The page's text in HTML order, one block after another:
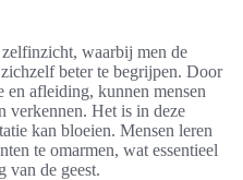
waarbij men de
beter te begrijpen. Door
en afleiding, kunnen mensen
verkennen. Het is in deze
kan bloeien. Mensen leren
te omarmen, wat essentieel
van de geest.